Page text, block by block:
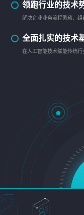
领跑行业的技术
解决企业业务流程繁琐、
全面扎实的技术
在人工智能技术赋能传统